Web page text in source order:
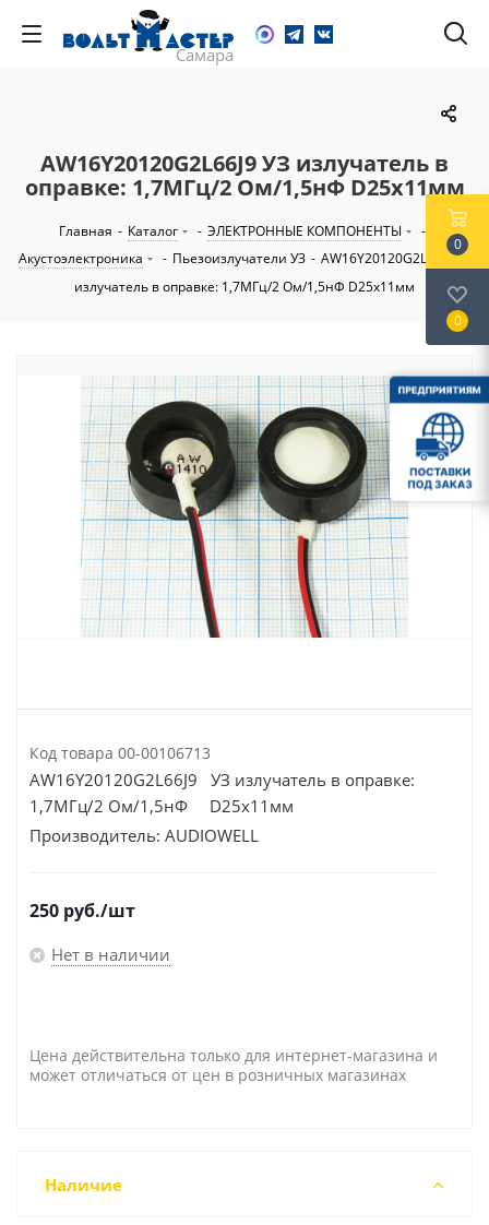
AW16Y20120G2L66J9 УЗ излучатель в
оправке: 1,7МГц/2 Ом/1,5нФ D25х11мм
Главная - Каталог - ЭЛЕКТРОННЫЕ КОМПОНЕНТЫ
-
Акустоэлектроника
- Пьезоизлучатели УЗ - AW16Y20120G2L66J9 УЗ
излучатель в оправке: 1,7МГц/2 Ом/1,5нФ D25х11мм
Код товара 00-00106713
AW16Y20120G2L66J9 УЗ излучатель в оправке:
1,7МГц/2 Ом/1,5нФ D25х11мм
Производитель: AUDIOWELL
250 руб./шт
Нет в наличии
Цена действительна только для интернет-магазина и
может отличаться от цен в розничных магазинах
Наличие
0
0